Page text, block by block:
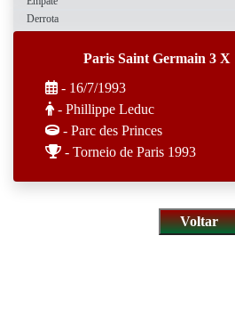
Derrota
Paris Saint Germain 3 X
- 16/7/1993
- Phillippe Leduc
- Parc des Princes
- Torneio de Paris 1993